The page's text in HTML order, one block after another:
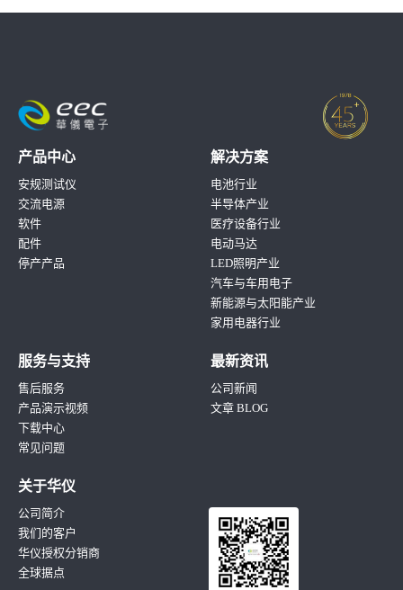
产品中心
安规测试仪
交流电源
软件
配件
停产产品
解决方案
电池行业
半导体产业
医疗设备行业
电动马达
LED照明产业
汽车与车用电子
新能源与太阳能产业
家用电器行业
服务与支持
售后服务
产品演示视频
下载中心
常见问题
最新资讯
公司新闻
文章 BLOG
关于华仪
公司简介
我们的客户
华仪授权分销商
全球据点